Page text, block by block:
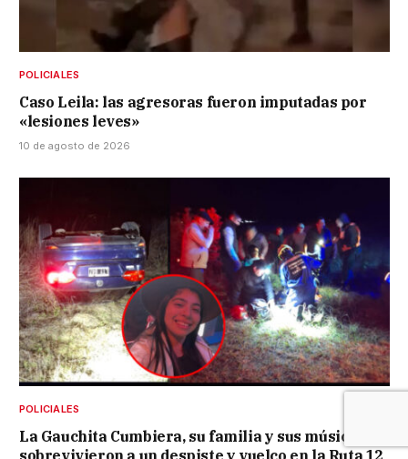
POLICIALES
Caso Leila: las agresoras fueron imputadas por
«lesiones leves»
10 de agosto de 2026
POLICIALES
La Gauchita Cumbiera, su familia y sus músicos
sobrevivieron a un despiste y vuelco en la Ruta 12